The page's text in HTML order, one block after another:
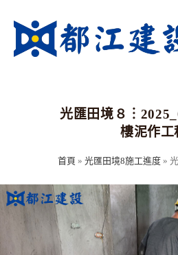
光匯田境８
樓泥作工
首頁 » 光匯田境8施工進度 »